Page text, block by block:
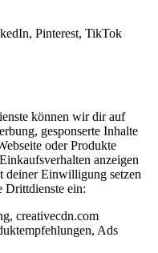
Pinterest, TikTok
können wir dir auf
gesponserte Inhalte
oder Produkte
anzeigen
deiner Einwilligung setzen
Drittdienste ein:
creativecdn.com
Ads